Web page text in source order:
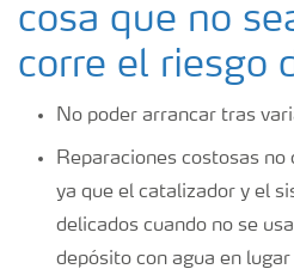
cosa que no
corre el riesgo
No poder arrancar tras
Reparaciones costosas
ya que el catalizador y el
delicados cuando no se
depósito con agua en